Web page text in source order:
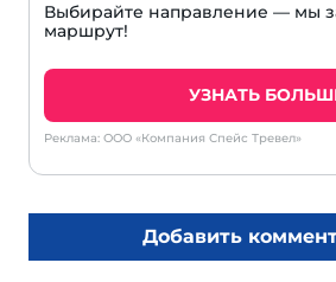
Выбирайте направление — мы
маршрут!
УЗНАТЬ
Реклама: ООО «Компания Спейс Тревел»
Добавить